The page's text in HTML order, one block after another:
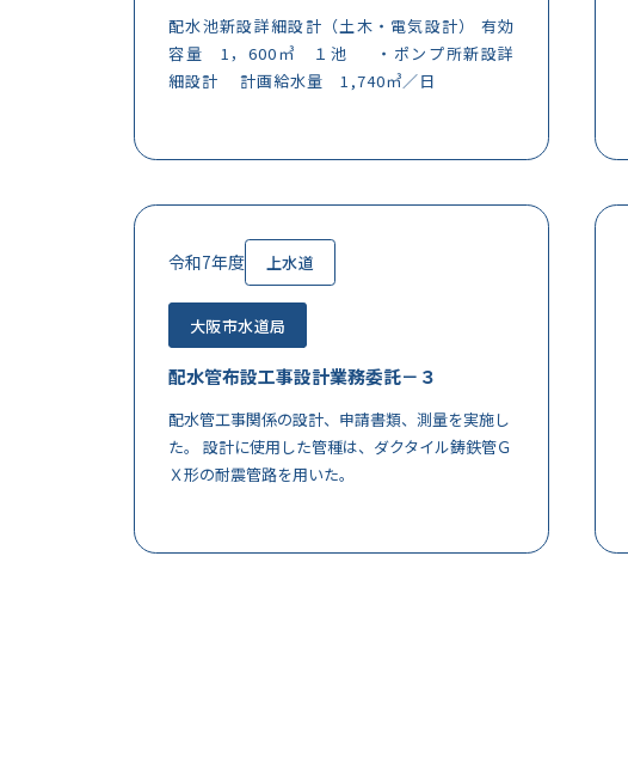
配水池新設詳細設計（土木・電気設計） 有効
容量 1，600㎥ １池 ・ポンプ所新設詳
細設計 計画給水量 1,740㎥／日
令和7年度 上水道
大阪市水道局
配水管布設工事設計業務委託－３
配水管工事関係の設計、申請書類、測量を実施し
た。 設計に使用した管種は、ダクタイル鋳鉄管Ｇ
Ｘ形の耐震管路を用いた。